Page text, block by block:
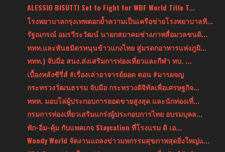
ALESSIO BISUTTI Set to Fight for WBF World Title T...
โรงพยาบาลกรุงเทพตอกย้ำความเป็นเครือข่ายโรงพยาบาลที...
รัฐณกรณ์ อมรวีระวัฒน์ นายกสมาคมช่างภาพสื่อมวลชนดิ...
ททท.และพันธมิตรหนุนข้าวแกงไทย สู่มรดกอาหารแห่งภูมิ...
ททท.) จับมือ สนง.ส่งเสริมการท่องเที่ยวและกีฬา ทบ. ...
เบื้องหลังซีรี่ส์ #เรื่องเล่าอาจารย์ยอด ตอน #มารผจญ
กระทรวงวัฒนธรรม จับมือ กระทรวงดิจิทัลเพื่อเศรษฐกิจ...
ททท. มอบโล่ผู้ประกอบการยอดขายสูงสุด และนักท่องเที่...
กรมการท่องเที่ยวเสริมแกร่งผู้ประกอบการไทย อบรมบุคล...
พัก-อิ่ม-คุ้ม กับแพคเกจ Staycation ที่โรงแรม ดิ เอ...
Woody World จัดงานแถลงข่าวมหกรรมสุขภาพสุดยิ่งใหญ่แ...